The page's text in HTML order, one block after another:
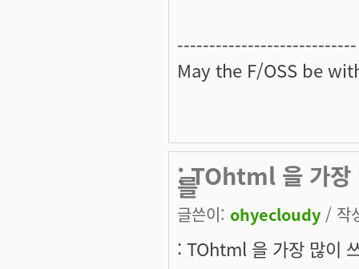
----------------------------
May the F/OSS be
: TOhtml 을 가장
를
글쓴이: ohyecloudy / 작
: TOhtml 을 가장 많이